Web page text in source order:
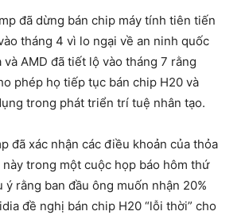
đã dừng bán chip máy tính tiên tiến
tháng 4 vì lo ngại về an ninh quốc
AMD đã tiết lộ vào tháng 7 rằng
phép họ tiếp tục bán chip H20 và
trong phát triển trí tuệ nhân tạo.
đã xác nhận các điều khoản của thỏa
trong một cuộc họp báo hôm thứ
ý rằng ban đầu ông muốn nhận 20%
đề nghị bán chip H20 “lỗi thời” cho